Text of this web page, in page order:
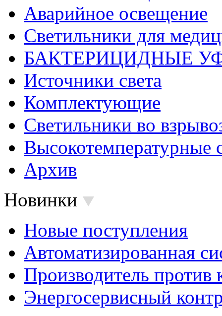
Аварийное освещение
Светильники для
БАКТЕРИЦИДНЫЕ
Источники света
Комплектующие
Светильники во
Высокотемпературные
Архив
Новинки
Новые поступления
Автоматизированная
Производитель против
Энергосервисный